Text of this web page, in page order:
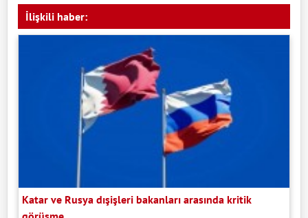
İlişkili haber:
Katar ve Rusya dışişleri bakanları arasında kritik